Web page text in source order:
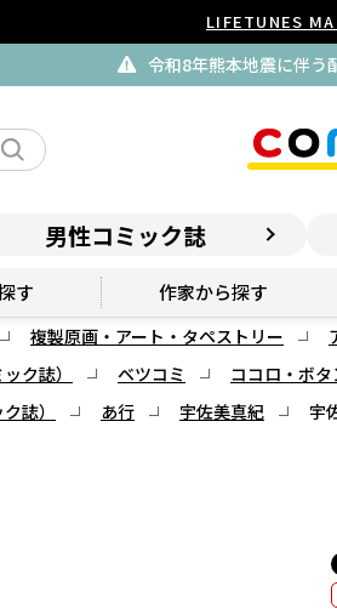
LIFETUNES
令和8年熊本地震に伴う
男性コミック誌
す 作家から探す
複製原画・アート・タペストリー
ク誌） ベツコミ ココロ・ボタ
誌） あ行 宇佐美真紀 宇